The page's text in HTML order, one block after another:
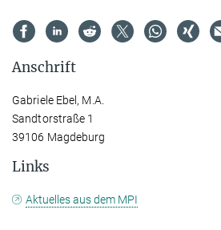
Anschrift
Gabriele Ebel, M.A.
Sandtorstraße 1
39106 Magdeburg
Links
Aktuelles aus dem MPI